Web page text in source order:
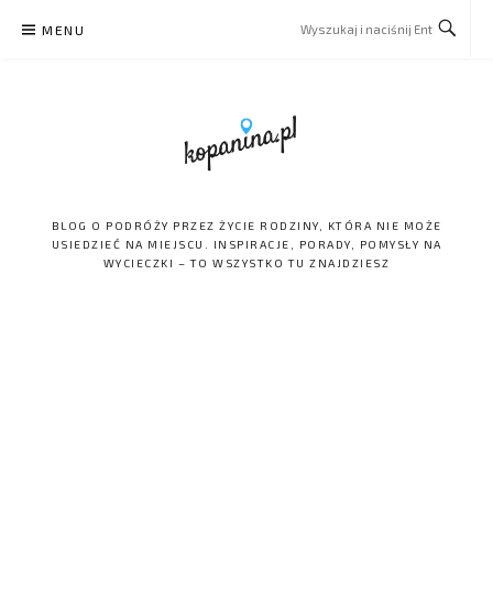
MENU
BLOG O PODRÓŻY PRZEZ ŻYCIE RODZINY, KTÓRA NIE MOŻE
USIEDZIEĆ NA MIEJSCU. INSPIRACJE, PORADY, POMYSŁY NA
WYCIECZKI – TO WSZYSTKO TU ZNAJDZIESZ